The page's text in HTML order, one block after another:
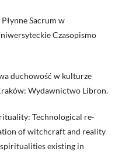
Sacrum w
Czasopismo
duchowość w kulturze
Wydawnictwo Libron.
Technological re-
of witchcraft and reality
existing in